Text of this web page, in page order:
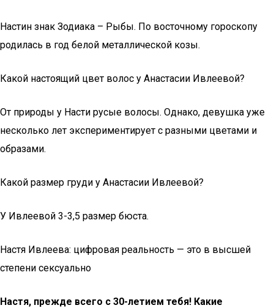
Настин знак Зодиака – Рыбы. По восточному гороскопу
родилась в год белой металлической козы.
Какой настоящий цвет волос у Анастасии Ивлеевой?
От природы у Насти русые волосы. Однако, девушка уже
несколько лет экспериментирует с разными цветами и
образами.
Какой размер груди у Анастасии Ивлеевой?
У Ивлеевой 3-3,5 размер бюста.
Настя Ивлеева: цифровая реальность — это в высшей
степени сексуально
Настя, прежде всего с 30-летием тебя! Какие